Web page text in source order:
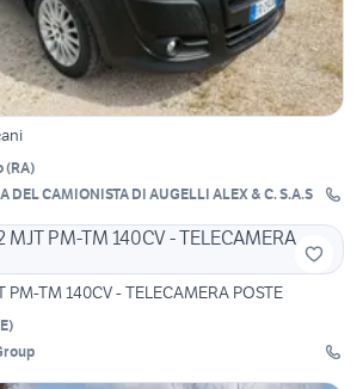
(RA)
DEL CAMIONISTA DI AUGELLI ALEX & C. S.A.S
PM-TM 140CV - TELECAMERA POSTE
)